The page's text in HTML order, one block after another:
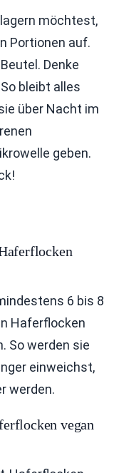
möchtest,
Portionen auf.
Denke
bleibt alles
über Nacht im
geben.
6 bis 8
Haferflocken
So werden sie
einweichst,
werden.
vegan